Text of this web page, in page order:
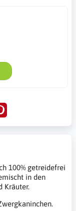
100% getreidefrei
in den
Kräuter.